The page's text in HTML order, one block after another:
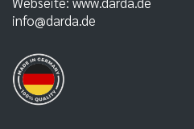
info@darda.de